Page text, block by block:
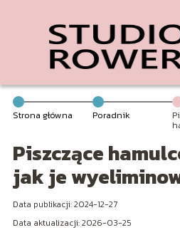
Strona główna Poradnik
Piszczące
jak je
Data publikacji: 2024-12-27
Data aktualizacji: 2026-03-25